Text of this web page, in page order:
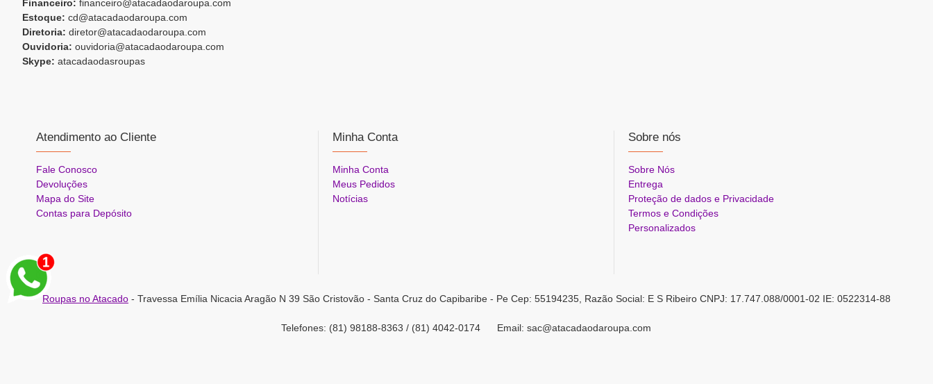
Financeiro: financeiro@atacadaodaroupa.com
Estoque: cd@atacadaodaroupa.com
Diretoria: diretor@atacadaodaroupa.com
Ouvidoria: ouvidoria@atacadaodaroupa.com
Skype: atacadaodasroupas
Atendimento ao Cliente
Fale Conosco
Devoluções
Mapa do Site
Contas para Depósito
Minha Conta
Minha Conta
Meus Pedidos
Notícias
Sobre nós
Sobre Nós
Entrega
Proteção de dados e Privacidade
Termos e Condições
Personalizados
Roupas no Atacado- Travessa Emília Nicacia Aragão N 39 São Cristovão - Santa Cruz do Capibaribe - Pe Cep: 55194235, Razão Social: E S Ribeiro CNPJ: 17.747.088/0001-02 IE: 0522314-88
Telefones: (81) 98188-8363 / (81) 4042-0174 Email: sac@atacadaodaroupa.com